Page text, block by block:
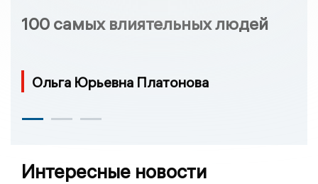
100 самых влиятельных людей
Ольга Юрьевна Платонова
Интересные новости